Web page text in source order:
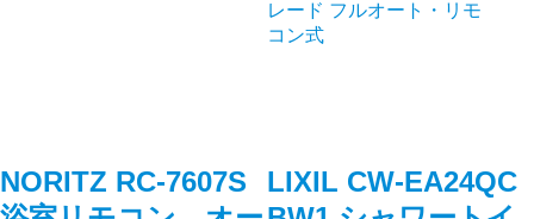
NORITZ RC-7607S
LIXIL CW-EA24QC